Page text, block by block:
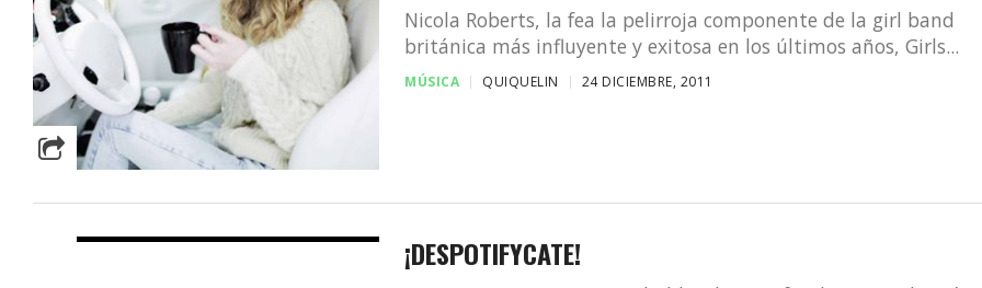
Nicola Roberts, la fea la pelirroja componente de la girl band
británica más influyente y exitosa en los últimos años, Girls...
MÚSICA QUIQUELIN 24 DICIEMBRE, 2011
¡DESPOTIFYCATE!